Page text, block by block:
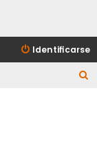
Identificarse